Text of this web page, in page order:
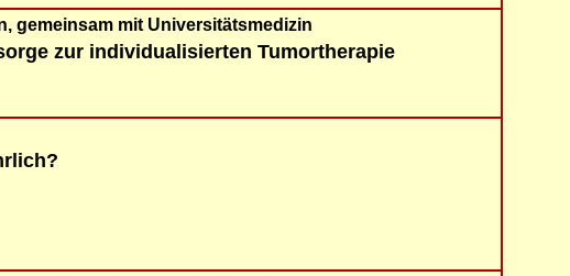
gemeinsam mit Universitätsmedizin
zur individualisierten Tumortherapie